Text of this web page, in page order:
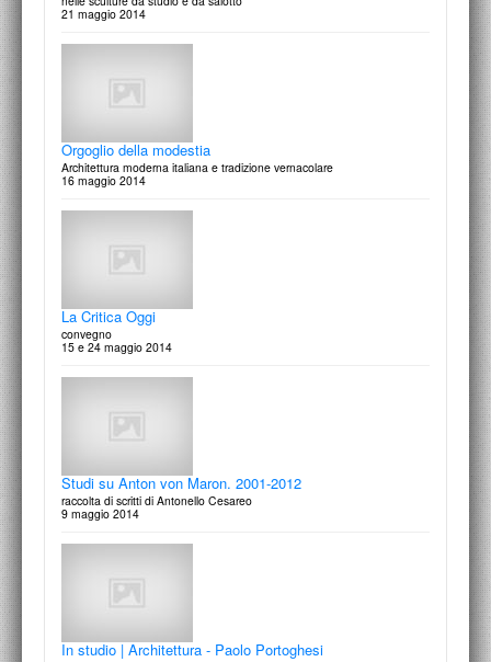
21 maggio 2014
Orgoglio della modestia
Architettura moderna italiana e tradizione vernacolare
16 maggio 2014
La Critica Oggi
convegno
15 e 24 maggio 2014
Studi su Anton von Maron. 2001-2012
raccolta di scritti di Antonello Cesareo
9 maggio 2014
In studio | Architettura - Paolo Portoghesi